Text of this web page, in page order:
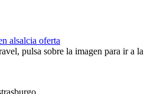
pulsa sobre la imagen para ir a